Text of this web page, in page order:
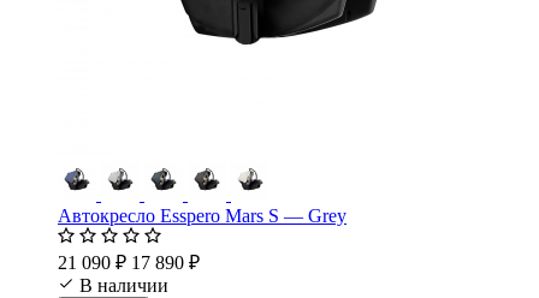
Автокресло Esspero Mars S — Grey
21 090 ₽ 17 890 ₽
В наличии